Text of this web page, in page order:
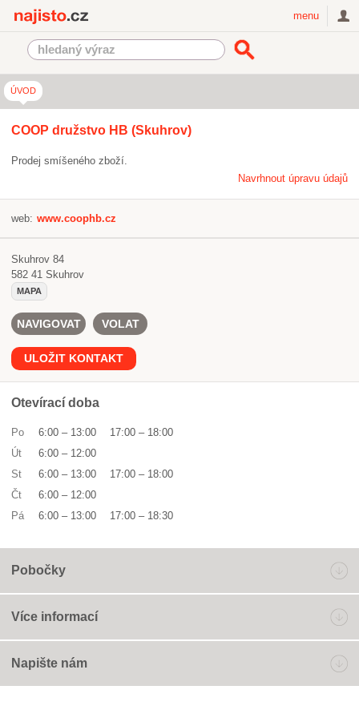
menu
ÚVOD
COOP družstvo HB (Skuhrov)
Prodej smíšeného zboží.
Navrhnout úpravu údajů
web: www.coophb.cz
Skuhrov 84
582 41 Skuhrov
MAPA
NAVIGOVAT VOLAT
ULOŽIT KONTAKT
Otevírací doba
Po 6:00 – 13:00 17:00 – 18:00
Út
6:00 – 12:00
St
6:00 – 13:00 17:00 – 18:00
Čt
6:00 – 12:00
Pá
6:00 – 13:00 17:00 – 18:30
Pobočky
Více informací
Napište nám